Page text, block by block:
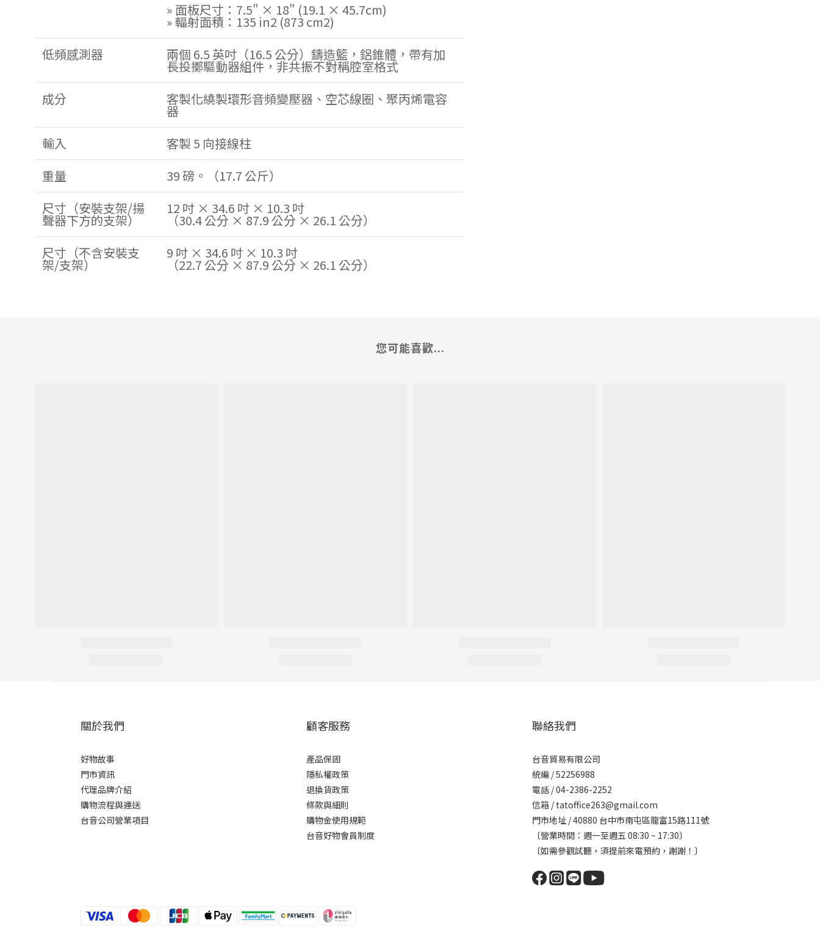
» 面板尺寸：7.5" × 18" (19.1 × 45.7cm)
» 輻射面積：135 in2 (873 cm2)
低頻感測器
兩個 6.5 英吋（16.5 公分）鑄造籃，鋁錐體，帶有加
長投擲驅動器組件，非共振不對稱腔室格式
成分
客製化繞製環形音頻變壓器、空芯線圈、聚丙烯電容
器
輸入
客製 5 向接線柱
重量
39 磅。（17.7 公斤）
尺寸（安裝支架/揚
聲器下方的支架）
12 吋 × 34.6 吋 × 10.3 吋
（30.4 公分 × 87.9 公分 × 26.1 公分）
尺寸（不含安裝支
架/支架）
9 吋 × 34.6 吋 × 10.3 吋
（22.7 公分 × 87.9 公分 × 26.1 公分）
您可能喜歡...
關於我們
好物故事
門市資訊
代理品牌介紹
購物流程與運送
台音公司營業項目
顧客服務
產品保固
隱私權政策
退換貨政策
條款與細則
購物金使用規範
台音好物會員制度
聯絡我們
台音貿易有限公司
統編 / 52256988
電話 / 04-2386-2252
信箱 / tatoffice263@gmail.com
門市地址 / 40880 台中市南屯區龍富15路111號
〔營業時間：週一至週五 08:30 ~ 17:30〕
〔如需參觀試聽，須提前來電預約，謝謝！〕